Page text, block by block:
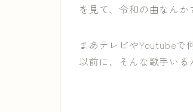
を見て、令和の曲なんか
まあテレビやYoutubeで
以前に、そんな歌手いる